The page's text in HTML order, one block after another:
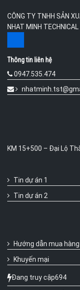
CÔNG TY TNHH SẢN
NHAT MINH
Thông tin liên hệ
0947.535.474
KM 15+500 – Đại Lộ
Tin dự án 1
Tin dự án 2
Hướng dẫn mua hàng
Khuyến mại
Đang truy cập694